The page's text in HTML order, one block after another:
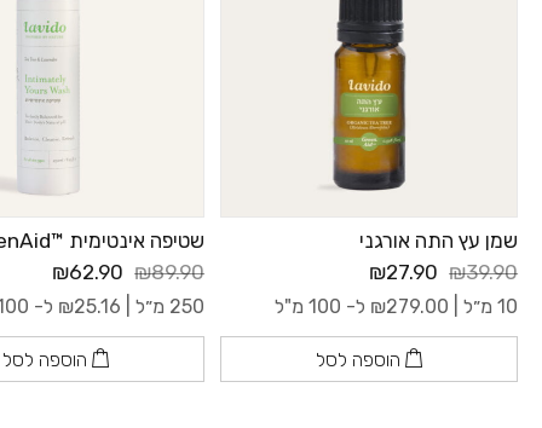
שמן עץ התה אורגני
₪39.90
₪27.90
10 מ״ל | ₪279.00 ל- 100 מ"ל
הוספה לסל
שטיפה אינטימית ™GreenAid
₪89.90
₪62.90
250 מ״ל | ₪25.16 ל- 100 מ"ל
הוספה לסל